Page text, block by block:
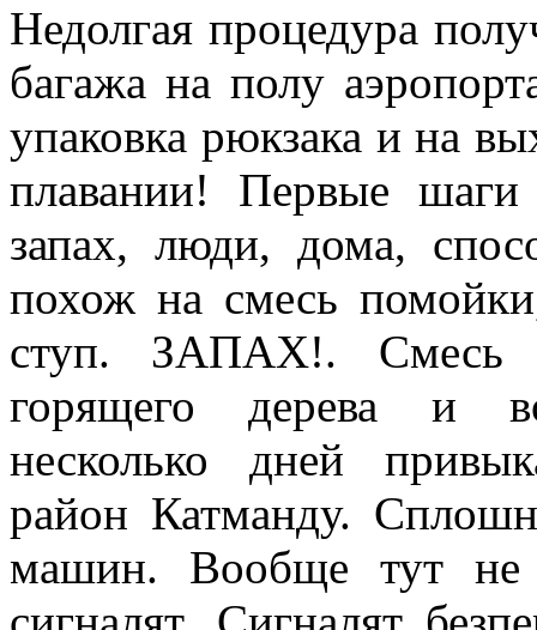
Недолгая процедура
багажа на полу
упаковка рюкзака и на
плавании! Первые
запах, люди, дома,
похож на смесь
ступ. ЗАПАХ!. Смесь
горящего дерева и
несколько дней
район Катманду.
машин. Вообще тут не